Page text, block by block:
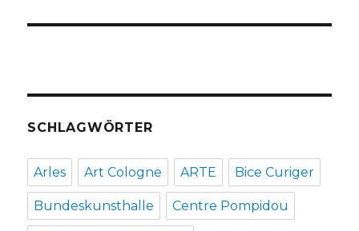
SCHLAGWÖRTER
Arles Art Cologne ARTE Bice Curiger
Bundeskunsthalle Centre Pompidou